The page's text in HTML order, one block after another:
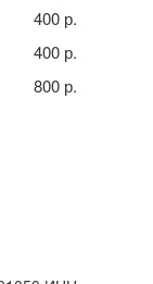
400 р.
400 р.
800 р.